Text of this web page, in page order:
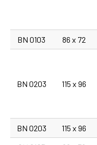
BN 0103 86 x 72
BN 0203 115 x 96
BN 0203 115 x 96